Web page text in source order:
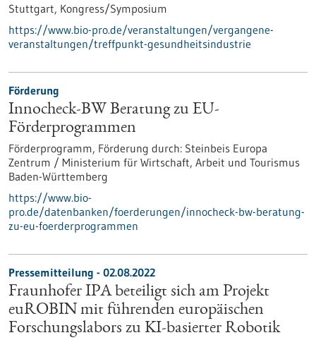
Stuttgart, Kongress/Symposium
https://www.bio-pro.de/veranstaltungen/vergangene-
veranstaltungen/treffpunkt-gesundheitsindustrie
Förderung
Innocheck-BW Beratung zu EU-
Förderprogrammen
Förderprogramm, Förderung durch: Steinbeis Europa
Zentrum / Ministerium für Wirtschaft, Arbeit und Tourismus
Baden-Württemberg
https://www.bio-
pro.de/datenbanken/foerderungen/innocheck-bw-beratung-
zu-eu-foerderprogrammen
Pressemitteilung - 02.08.2022
Fraunhofer IPA beteiligt sich am Projekt
euROBIN mit führenden europäischen
Forschungslabors zu KI-basierter Robotik